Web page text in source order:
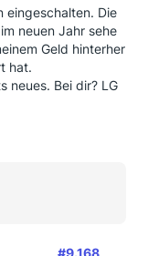
eingeschalten. Die
neuen Jahr sehe
Geld hinterher
hat.
neues. Bei dir? LG
#9.168